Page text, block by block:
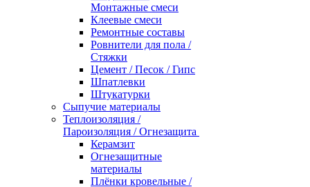
Монтажные смеси
Клеевые смеси
Ремонтные составы
Ровнители для пола /
Стяжки
Цемент / Песок / Гипс
Шпатлевки
Штукатурки
Сыпучие материалы
Теплоизоляция /
Пароизоляция / Огнезащита
Керамзит
Огнезащитные
материалы
Плёнки кровельные /